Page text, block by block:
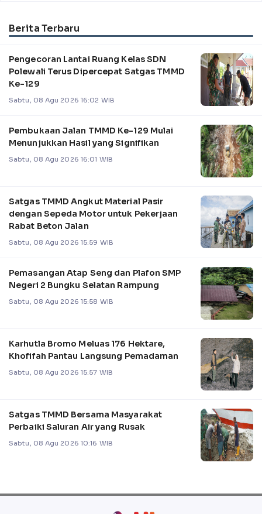
Berita Terbaru
Pengecoran Lantai Ruang Kelas SDN
Polewali Terus Dipercepat Satgas TMMD
Ke-129
Sabtu, 08 Agu 2026 16:02 WIB
Pembukaan Jalan TMMD Ke-129 Mulai
Menunjukkan Hasil yang Signifikan
Sabtu, 08 Agu 2026 16:01 WIB
Satgas TMMD Angkut Material Pasir
dengan Sepeda Motor untuk Pekerjaan
Rabat Beton Jalan
Sabtu, 08 Agu 2026 15:59 WIB
Pemasangan Atap Seng dan Plafon SMP
Negeri 2 Bungku Selatan Rampung
Sabtu, 08 Agu 2026 15:58 WIB
Karhutla Bromo Meluas 176 Hektare,
Khofifah Pantau Langsung Pemadaman
Sabtu, 08 Agu 2026 15:57 WIB
Satgas TMMD Bersama Masyarakat
Perbaiki Saluran Air yang Rusak
Sabtu, 08 Agu 2026 10:16 WIB